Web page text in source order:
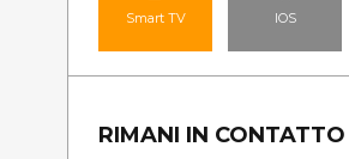
Smart TV IOS
RIMANI IN CONTATTO